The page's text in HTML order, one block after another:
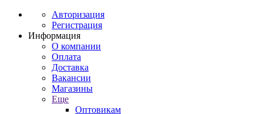
Авторизация
Регистрация
Информация
О компании
Оплата
Доставка
Вакансии
Магазины
Еще
Оптовикам